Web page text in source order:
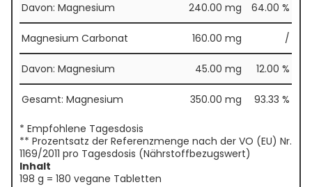
Davon: Magnesium 240.00 mg 64.00 %
Magnesium Carbonat 160.00 mg /
Davon: Magnesium 45.00 mg 12.00 %
Gesamt: Magnesium 350.00 mg 93.33 %
* Empfohlene Tagesdosis
** Prozentsatz der Referenzmenge nach der VO (EU) Nr.
1169/2011 pro Tagesdosis (Nährstoffbezugswert)
Inhalt
198 g = 180 vegane Tabletten